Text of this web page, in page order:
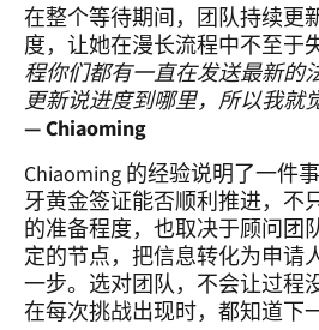
在整个等待期间，团队持续更
度，让她在漫长流程中不至于
程你们都有一直在发送最新的
更新说进度到哪里，所以我就
— Chiaoming
Chiaoming 的经验说明了一件
牙黄金签证能否顺利推进，不
的准备程度，也取决于顾问团
定的节点，把信息转化为申请
一步。选对团队，不会让过程
在每次挑战出现时，都知道下